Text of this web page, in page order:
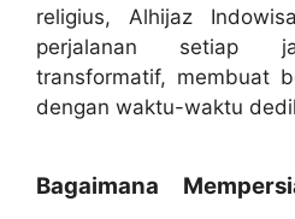
religius, Alhijaz
perjalanan setiap
transformatif, membuat
dengan waktu-waktu
Bagaimana